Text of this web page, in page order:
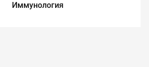
Иммунология